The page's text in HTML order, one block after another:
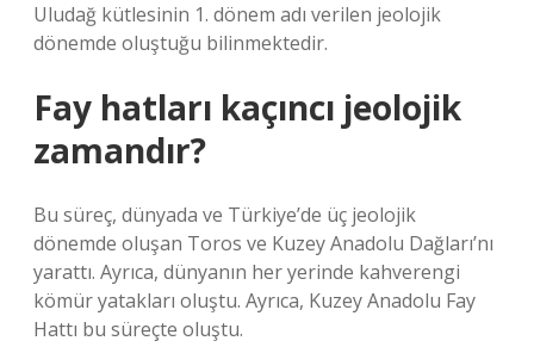
Uludağ kütlesinin 1. dönem adı verilen jeolojik
dönemde oluştuğu bilinmektedir.
Fay hatları kaçıncı jeolojik
zamandır?
Bu süreç, dünyada ve Türkiye’de üç jeolojik
dönemde oluşan Toros ve Kuzey Anadolu Dağları’nı
yarattı. Ayrıca, dünyanın her yerinde kahverengi
kömür yatakları oluştu. Ayrıca, Kuzey Anadolu Fay
Hattı bu süreçte oluştu.